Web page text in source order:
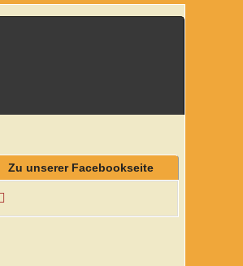
Zu unserer Facebookseite